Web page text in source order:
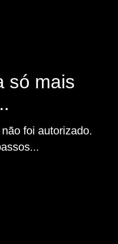
só mais
foi autorizado.